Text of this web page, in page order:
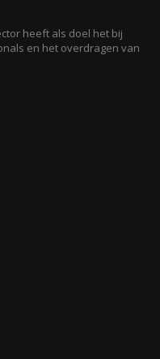
heeft als doel het bij
en het overdragen van